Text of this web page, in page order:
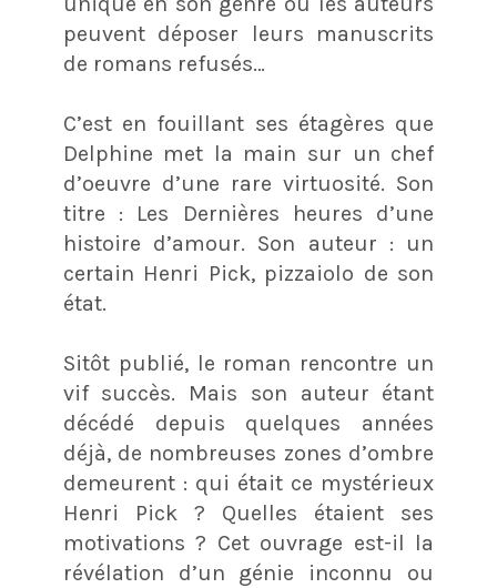
peuvent déposer leurs manuscrits
de romans refusés…
C’est en fouillant ses étagères que
Delphine met la main sur un chef
d’oeuvre d’une rare virtuosité. Son
titre : Les Dernières heures d’une
histoire d’amour. Son auteur : un
certain Henri Pick, pizzaiolo de son
état.
Sitôt publié, le roman rencontre un
vif succès. Mais son auteur étant
décédé depuis quelques années
déjà, de nombreuses zones d’ombre
demeurent : qui était ce mystérieux
Henri Pick ? Quelles étaient ses
motivations ? Cet ouvrage est-il la
révélation d’un génie inconnu ou